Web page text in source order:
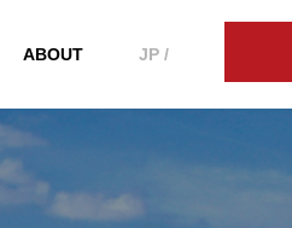
ABOUT JP /